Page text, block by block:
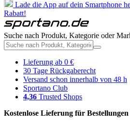
Lade die App auf dein Smartphone
Rabatt!
Suche nach Produkt, Kategorie oder
Lieferung ab 0 €
30 Tage Rückgaberecht
Versand schon innerhalb von 48 h
Sportano Club
4,36 Trusted Shops
Kostenlose Lieferung für